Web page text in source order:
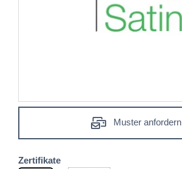
Muster anfordern
Zertifikate